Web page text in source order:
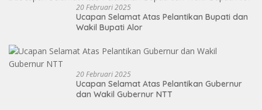
20 Februari 2025
Ucapan Selamat Atas Pelantikan Bupati dan
Wakil Bupati Alor
20 Februari 2025
Ucapan Selamat Atas Pelantikan Gubernur
dan Wakil Gubernur NTT